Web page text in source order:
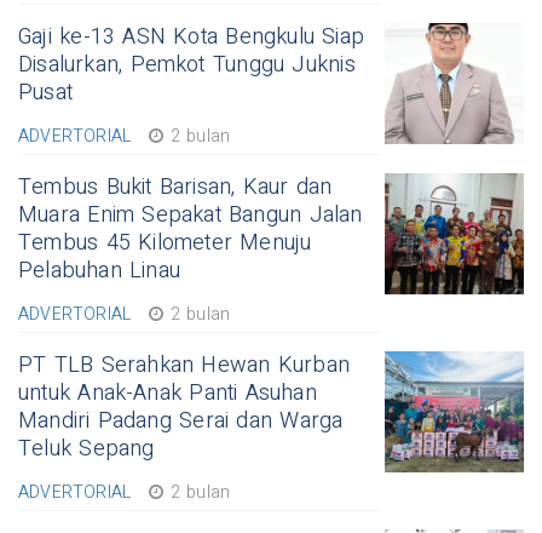
Gaji ke-13 ASN Kota Bengkulu Siap
Disalurkan, Pemkot Tunggu Juknis
Pusat
ADVERTORIAL 2 bulan
Tembus Bukit Barisan, Kaur dan
Muara Enim Sepakat Bangun Jalan
Tembus 45 Kilometer Menuju
Pelabuhan Linau
ADVERTORIAL 2 bulan
PT TLB Serahkan Hewan Kurban
untuk Anak-Anak Panti Asuhan
Mandiri Padang Serai dan Warga
Teluk Sepang
ADVERTORIAL 2 bulan